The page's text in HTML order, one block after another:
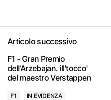
Articolo successivo
F1 - Gran Premio
dell'Arzebajan. ilI'tocco'
del maestro Verstappen
F1
IN EVIDENZA